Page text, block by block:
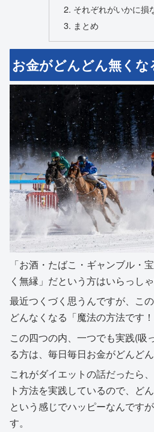
それぞれがいかに損
まとめ
お金がどんどん無く
「お酒・たばこ・ギャンブル・
く無縁」だという方はいらっし
最近つくづく思うんですが、こ
どんなくなる「魔法の方法です
この四つの内、一つでも実践(吸
る方は、毎日毎日お金がどんど
これがダイエットの話だったら
ト方法を実践しているので、ど
という感じでハッピーなんです
す。